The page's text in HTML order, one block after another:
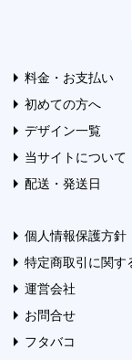
料金・お支払い
初めての方へ
デザイン一覧
当サイトについて
配送・発送日
個人情報保護方針
特定商取引に関す
運営会社
お問合せ
フタバコ